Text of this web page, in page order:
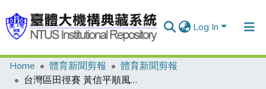
Log In
Communities & Collections
Home 體育新聞剪報
體育新聞剪報
台灣區田徑賽 黃信平順風跑出佳績 地主高雄選手薛明欽 奪得首日首金